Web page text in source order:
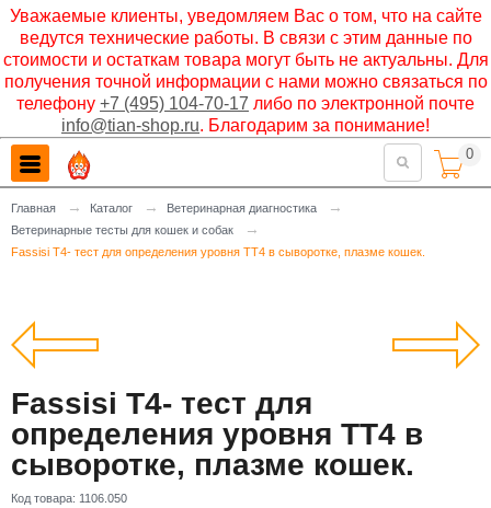
Уважаемые клиенты, уведомляем Вас о том, что на сайте
ведутся технические работы. В связи с этим данные по
стоимости и остаткам товара могут быть не актуальны. Для
получения точной информации с нами можно связаться по
телефону +7 (495) 104-70-17 либо по электронной почте
info@tian-shop.ru. Благодарим за понимание!
 0
Главная → Каталог → Ветеринарная диагностика →
Ветеринарные тесты для кошек и собак →
Fassisi T4- тест для определения уровня TT4 в сыворотке, плазме кошек.
Fassisi T4- тест для
определения уровня TT4 в
сыворотке, плазме кошек.
Код товара: 1106.050